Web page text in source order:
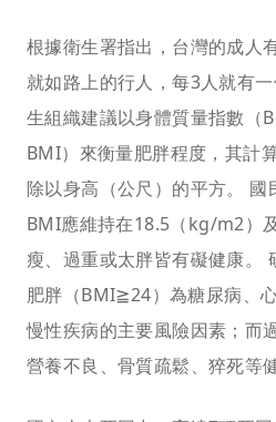
根據衛生署指出，台灣的成人
就如路上的行人，每3人就有
生組織建議以身體質量指數（
BMI）來衡量肥胖程度，其計
除以身高（公尺）的平方。 國
BMI應維持在18.5（kg/m2）
瘦、過重或太胖皆有礙健康。
肥胖（BMI≧24）為糖尿病、
慢性疾病的主要風險因素；而
營養不良、骨質疏鬆、猝死等